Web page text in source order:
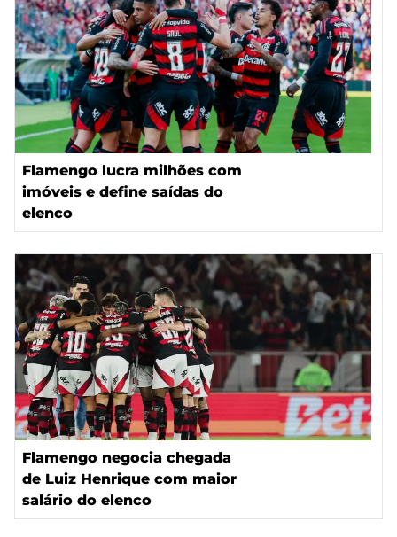
Flamengo lucra milhões com
imóveis e define saídas do
elenco
Flamengo negocia chegada
de Luiz Henrique com maior
salário do elenco